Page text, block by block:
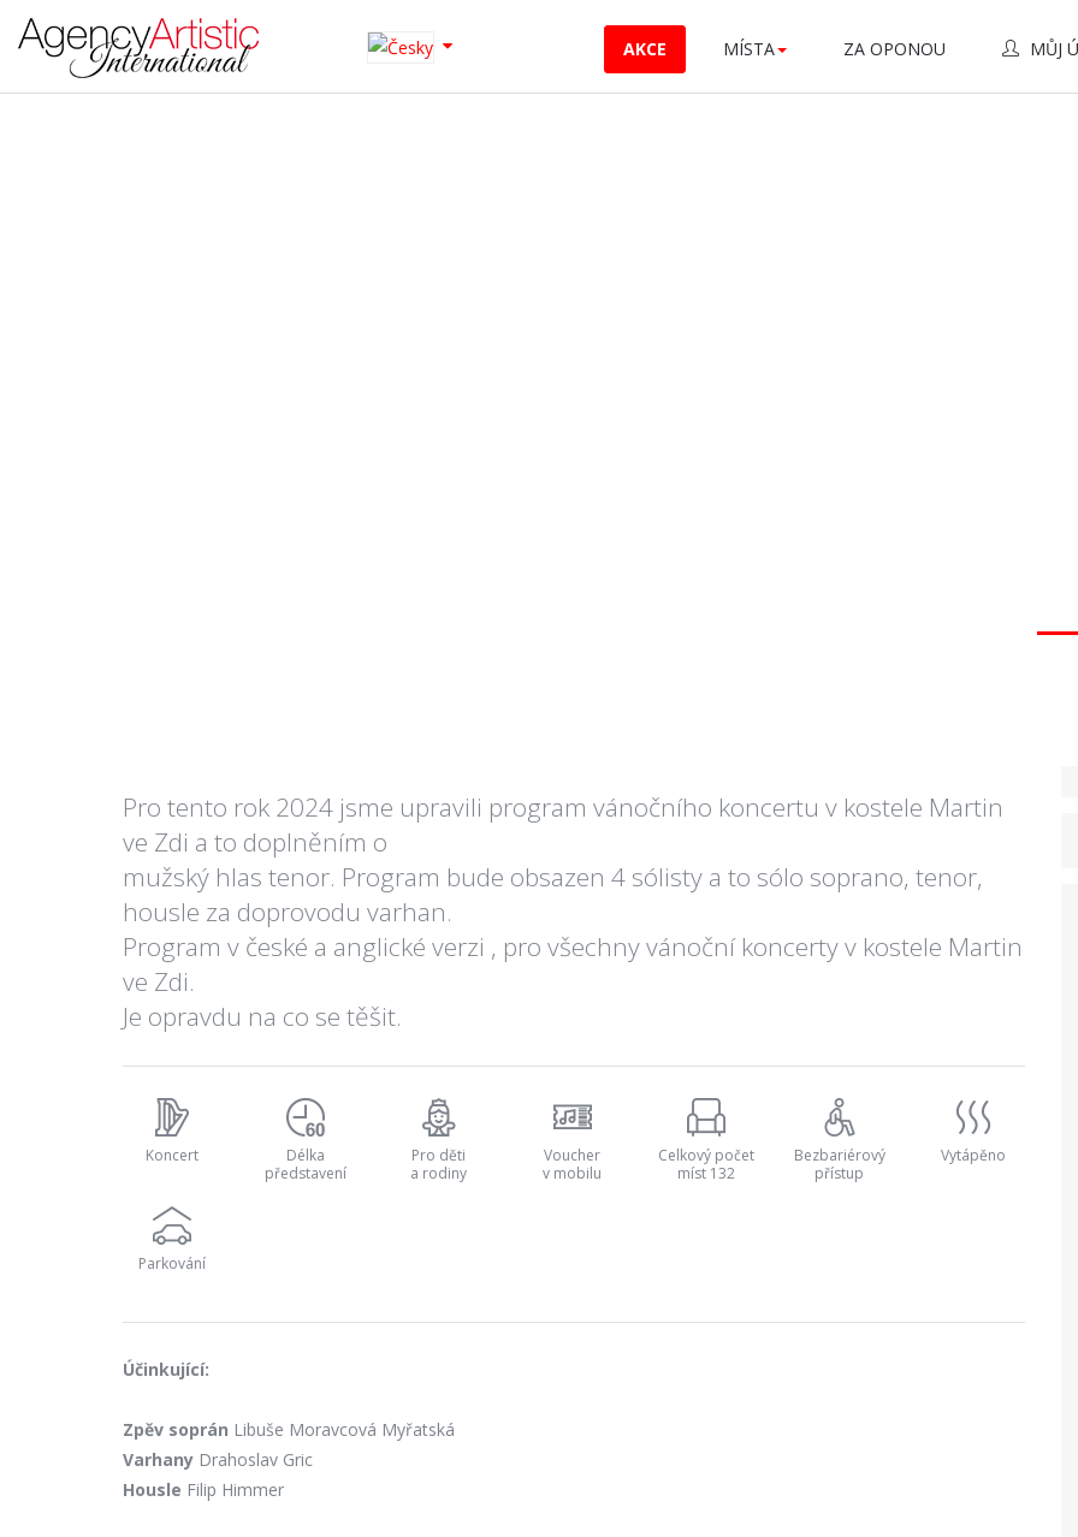
AKCE MÍSTA ZA OPONOU MŮJ
Pro tento rok 2024 jsme upravili program vánočního koncertu v kostele Martin
ve Zdi a to doplněním o
mužský hlas tenor. Program bude obsazen 4 sólisty a to sólo soprano, tenor,
housle za doprovodu varhan.
Program v české a anglické verzi , pro všechny vánoční koncerty v kostele Martin
ve Zdi.
Je opravdu na co se těšit.
Koncert
Délka
představení
Pro děti
a rodiny
Voucher
v mobilu
Celkový počet
míst 132
Bezbariérový
přístup
Vytápěno
Parkování
Účinkující:
Zpěv soprán Libuše Moravcová Myřatská
Varhany Drahoslav Gric
Housle Filip Himmer